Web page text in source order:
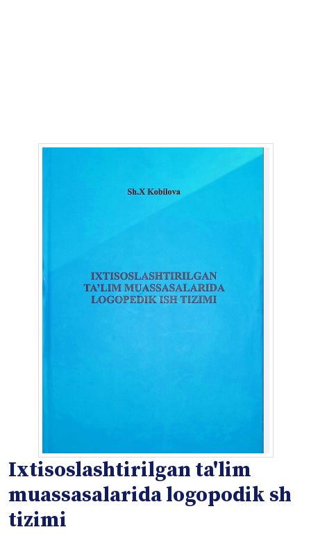
Ixtisoslashtirilgan ta'lim
muassasalarida logopodik sh
tizimi